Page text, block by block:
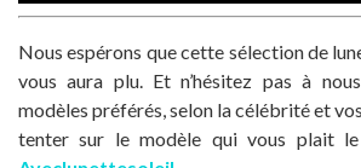
Nous espérons que cette sélection de
vous aura plu. Et n’hésitez pas à
modèles préférés, selon la célébrité et
tenter sur le modèle qui vous plait